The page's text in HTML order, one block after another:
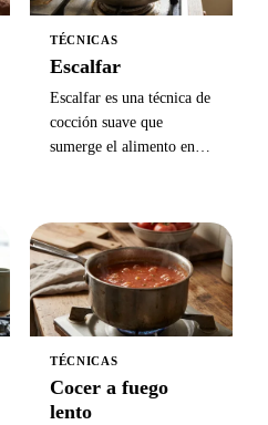
TÉCNICAS
Escalfar
Escalfar es una técnica de
cocción suave que
sumerge el alimento en
ebullición, sin burbujas
visibles — para preservar
la textura delicada de
huevos, pescado y aves.
TÉCNICAS
Cocer a fuego
lento